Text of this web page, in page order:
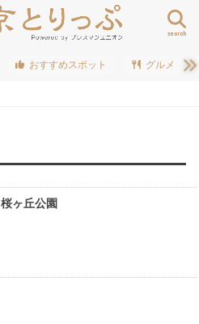
search
おすすめスポット グルメ
桜ヶ丘公園